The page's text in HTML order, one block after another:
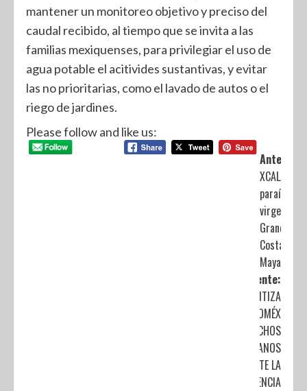
mantener un monitoreo objetivo y preciso del
caudal recibido, al tiempo que se invita a las
familias mexiquenses, para privilegiar el uso de
agua potable el acitivides sustantivas, y evitar
las no prioritarias, como el lavado de autos o el
riego de jardines.
Please follow and like us:
Anterior:
XCALAK,
paraíso
virgen de
Grand
Costa
Maya
Siguiente:
GARANTIZA
EDOMÉX
DERECHOS
CIUDADANOS
DURANTE LA
CONTINGENCIA